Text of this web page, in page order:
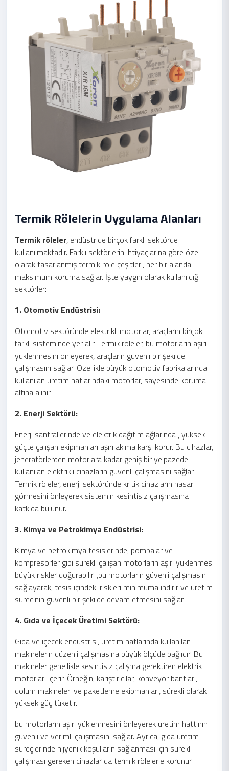
Termik Rölelerin Uygulama Alanları
Termik röleler, endüstride birçok farklı sektörde
kullanılmaktadır. Farklı sektörlerin ihtiyaçlarına göre özel
olarak tasarlanmış termik röle çeşitleri, her bir alanda
maksimum koruma sağlar. İşte yaygın olarak kullanıldığı
sektörler:
1. Otomotiv Endüstrisi:
Otomotiv sektöründe elektrikli motorlar, araçların birçok
farklı sisteminde yer alır. Termik röleler, bu motorların aşırı
yüklenmesini önleyerek, araçların güvenli bir şekilde
çalışmasını sağlar. Özellikle büyük otomotiv fabrikalarında
kullanılan üretim hatlarındaki motorlar, sayesinde koruma
altına alınır.
2. Enerji Sektörü:
Enerji santrallerinde ve elektrik dağıtım ağlarında , yüksek
güçte çalışan ekipmanları aşırı akıma karşı korur. Bu cihazlar,
jeneratörlerden motorlara kadar geniş bir yelpazede
kullanılan elektrikli cihazların güvenli çalışmasını sağlar.
Termik röleler, enerji sektöründe kritik cihazların hasar
görmesini önleyerek sistemin kesintisiz çalışmasına
katkıda bulunur.
3. Kimya ve Petrokimya Endüstrisi:
Kimya ve petrokimya tesislerinde, pompalar ve
kompresörler gibi sürekli çalışan motorların aşırı yüklenmesi
büyük riskler doğurabilir. ,bu motorların güvenli çalışmasını
sağlayarak, tesis içindeki riskleri minimuma indirir ve üretim
sürecinin güvenli bir şekilde devam etmesini sağlar.
4. Gıda ve İçecek Üretimi Sektörü:
Gıda ve içecek endüstrisi, üretim hatlarında kullanılan
makinelerin düzenli çalışmasına büyük ölçüde bağlıdır. Bu
makineler genellikle kesintisiz çalışma gerektiren elektrik
motorları içerir. Örneğin, karıştırıcılar, konveyör bantları,
dolum makineleri ve paketleme ekipmanları, sürekli olarak
yüksek güç tüketir.
bu motorların aşırı yüklenmesini önleyerek üretim hattının
güvenli ve verimli çalışmasını sağlar. Ayrıca, gıda üretim
süreçlerinde hijyenik koşulların sağlanması için sürekli
çalışması gereken cihazlar da termik rölelerle korunur.